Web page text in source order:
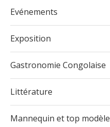
Evénements
Exposition
Gastronomie Congolaise
Littérature
Mannequin et top modèle